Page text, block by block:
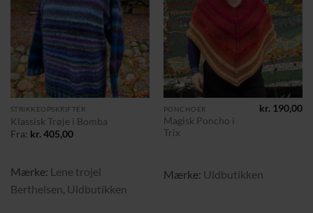
ønskeliste
STRIKKEOPSKRIFTER
Klassisk Trøje i Bomba
Fra: kr.405,00
Mærke: Lene trojel
Berthelsen, Uldbutikken
ønskeliste
PONCHOER
Magisk Poncho i
Trix
kr. 190,00
Mærke: Uldbutikken